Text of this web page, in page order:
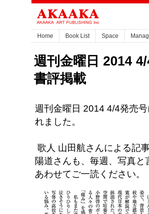
Home Book List Space
週刊金曜日 2014
書評掲載
週刊金曜日 2014 4/4発売
れました。
歌人 山田航さんによる記
陽道さんも、毎週、写真
あわせてご一読ください。